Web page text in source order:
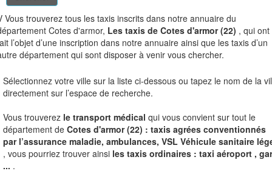
Vous trouverez tous les taxis inscrits dans notre annuaire du
Cotes d'armor, Les taxis de Cotes d'armor (22) , qui ont
l’objet d’une inscription dans notre annuaire ainsi que les taxis d’un
département qui sont disposer à venir vous chercher.
Sélectionnez votre ville sur la liste ci-dessous ou tapez le nom de la
directement sur l’espace de recherche.
Vous trouverez le transport médical qui vous convient sur tout le
département de Cotes d'armor (22) : taxis agrées conventionnés
par l’assurance maladie, ambulances, VSL Véhicule sanitaire
, vous pourriez trouver ainsi les taxis ordinaires : taxi aéroport ,
... .